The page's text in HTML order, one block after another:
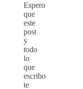
Espero
que
este
post
y
todo
lo
que
escribo
te